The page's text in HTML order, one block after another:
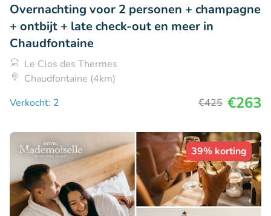
Overnachting voor 2 personen + champagne
+ ontbijt + late check-out en meer in
Chaudfontaine
Le Clos des Thermes
Chaudfontaine (4km)
Verkocht: 2
€425 €263
39% korting